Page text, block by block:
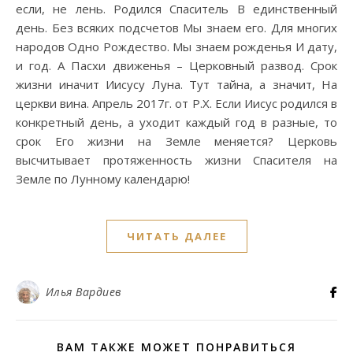
если, не лень. Родился Спаситель В единственный
день. Без всяких подсчетов Мы знаем его. Для многих
народов Одно Рождество. Мы знаем рожденья И дату,
и год. А Пасхи движенья – Церковный развод. Срок
жизни иначит Иисусу Луна. Тут тайна, а значит, На
церкви вина. Апрель 2017г. от Р.Х. Если Иисус родился в
конкретный день, а уходит каждый год в разные, то
срок Его жизни на Земле меняется? Церковь
высчитывает протяженность жизни Спасителя на
Земле по Лунному календарю!
ЧИТАТЬ ДАЛЕЕ
Илья Вардиев
ВАМ ТАКЖЕ МОЖЕТ ПОНРАВИТЬСЯ